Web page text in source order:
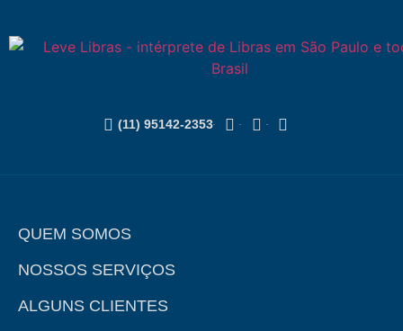
(11) 95142-2353
QUEM SOMOS
NOSSOS SERVIÇOS
ALGUNS CLIENTES